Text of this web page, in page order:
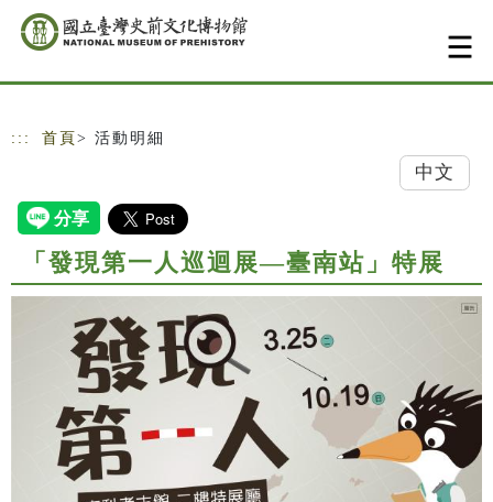
跳到主要內容
網站導覽
::: 首頁 > 活動明細
中文
「發現第一人巡迴展—臺南站」特展